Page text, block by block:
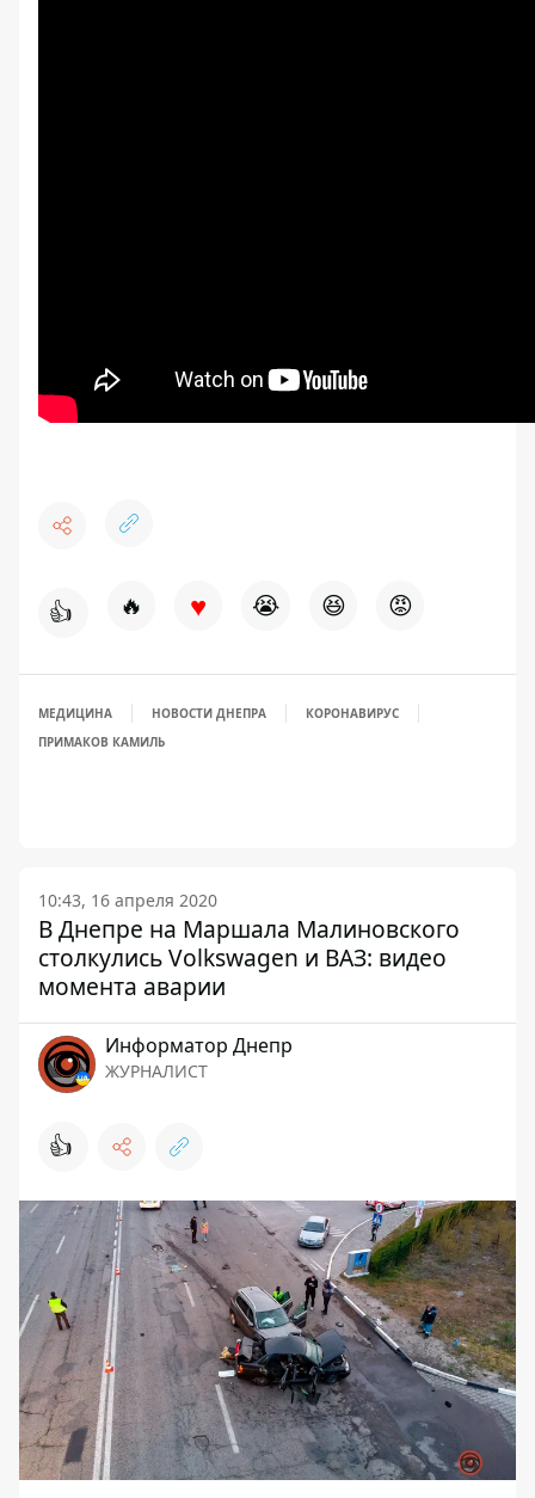
👍 🔥 ♥ 😭 😆 😡
МЕДИЦИНА НОВОСТИ ДНЕПРА
КОРОНАВИРУС
ПРИМАКОВ КАМИЛЬ
10:43, 16 апреля 2020
В Днепре на Маршала Малиновского
столкулись Volkswagen и ВАЗ: видео
момента аварии
Информатор Днепр
ЖУРНАЛИСТ
👍